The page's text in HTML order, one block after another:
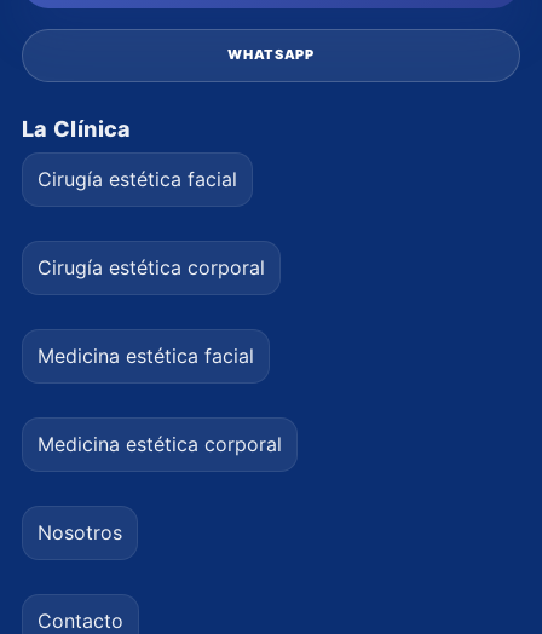
WHATSAPP
La Clínica
Cirugía estética facial
Cirugía estética corporal
Medicina estética facial
Medicina estética corporal
Nosotros
Contacto